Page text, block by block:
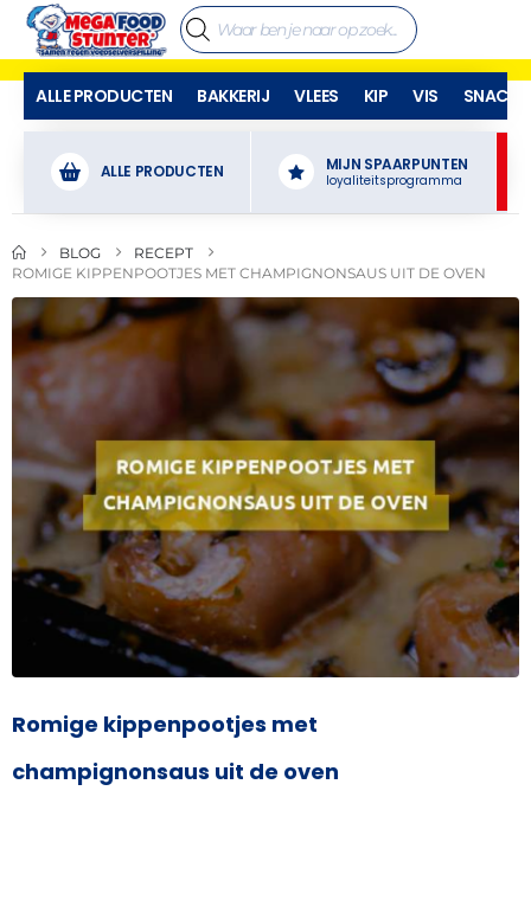
ALLE PRODUCTEN BAKKERIJ VLEES KIP VIS SNACKS
ALLE PRODUCTEN MIJN SPAARPUNTEN
loyaliteitsprogramma
BLOG
RECEPT
ROMIGE KIPPENPOOTJES MET CHAMPIGNONSAUS UIT DE OVEN
Romige kippenpootjes met
champignonsaus uit de oven